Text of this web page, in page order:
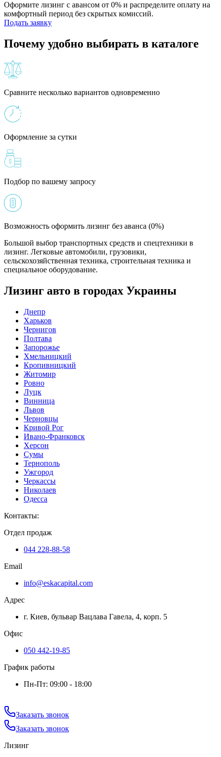
Оформите лизинг с авансом от 0% и распределите оплату на
комфортный период без скрытых комиссий.
Подать заявку
Почему удобно выбирать в каталоге
Сравните несколько вариантов одновременно
Оформление за сутки
Подбор по вашему запросу
Возможность оформить лизинг без аванса (0%)
Большой выбор транспортных средств и спецтехники в
лизинг. Легковые автомобили, грузовики,
сельскохозяйственная техника, строительная техника и
специальное оборудование.
Лизинг авто в городах Украины
Днепр
Харьков
Чернигов
Полтава
Запорожье
Хмельницкий
Кропивницкий
Житомир
Ровно
Луцк
Винница
Львов
Черновцы
Кривой Рог
Ивано-Франковск
Херсон
Сумы
Тернополь
Ужгород
Черкассы
Николаев
Одесса
Контакты:
Отдел продаж
044 228-88-58
Email
info@eskacapital.com
Адрес
г. Киев, бульвар Вацлава Гавела, 4, корп. 5
Офис
050 442-19-85
График работы
Пн-Пт: 09:00 - 18:00
Заказать звонок
Заказать звонок
Лизинг